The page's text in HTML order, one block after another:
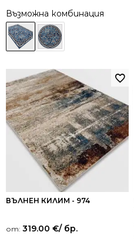
Възможна комбинация
ВЪЛНЕН КИЛИМ - 974
от: 319.00 €/ бр.